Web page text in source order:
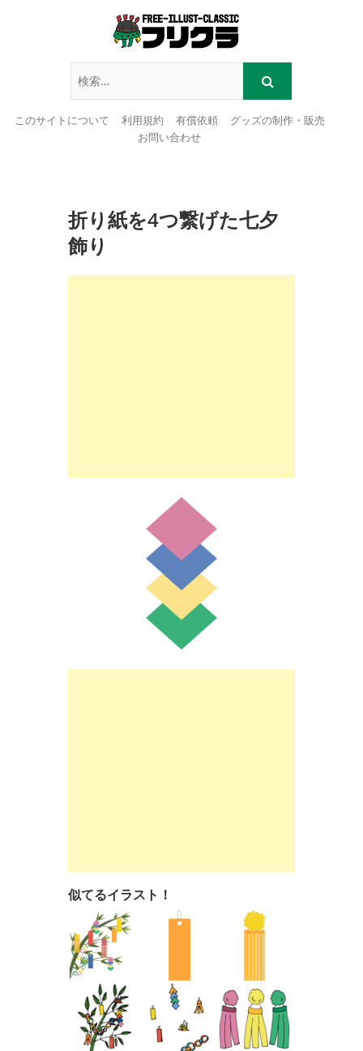
このサイトについて 利用規約 有償依頼
グッズの制作・販売
お問い合わせ
折り紙を4つ繋げた七夕
飾り
似てるイラスト！